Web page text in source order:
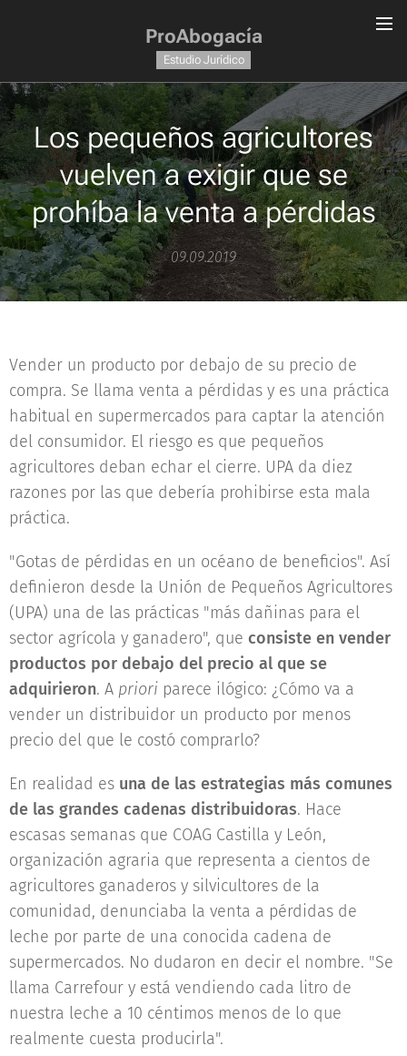
ProAbogacía
Estudio Jurídico
Los pequeños agricultores
vuelven a exigir que se
prohíba la venta a pérdidas
09.09.2019
Vender un producto por debajo de su precio de
compra. Se llama venta a pérdidas y es una práctica
habitual en supermercados para captar la atención
del consumidor. El riesgo es que pequeños
agricultores deban echar el cierre. UPA da diez
razones por las que debería prohibirse esta mala
práctica.
"Gotas de pérdidas en un océano de beneficios". Así
definieron desde la Unión de Pequeños Agricultores
(UPA) una de las prácticas "más dañinas para el
sector agrícola y ganadero", que consiste en vender
productos por debajo del precio al que se
adquirieron. A priori parece ilógico: ¿Cómo va a
vender un distribuidor un producto por menos
precio del que le costó comprarlo?
En realidad es una de las estrategias más comunes
de las grandes cadenas distribuidoras. Hace
escasas semanas que COAG Castilla y León,
organización agraria que representa a cientos de
agricultores ganaderos y silvicultores de la
comunidad, denunciaba la venta a pérdidas de
leche por parte de una conocida cadena de
supermercados. No dudaron en decir el nombre. "Se
llama Carrefour y está vendiendo cada litro de
nuestra leche a 10 céntimos menos de lo que
realmente cuesta producirla".